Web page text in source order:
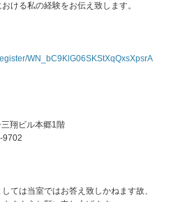
ける私の経験をお伝え致します。
WN_bC9KlG06SKStXqQxsXpsrA
翔ビル本郷1階
9702
ては当室ではお答え致しかねます故、